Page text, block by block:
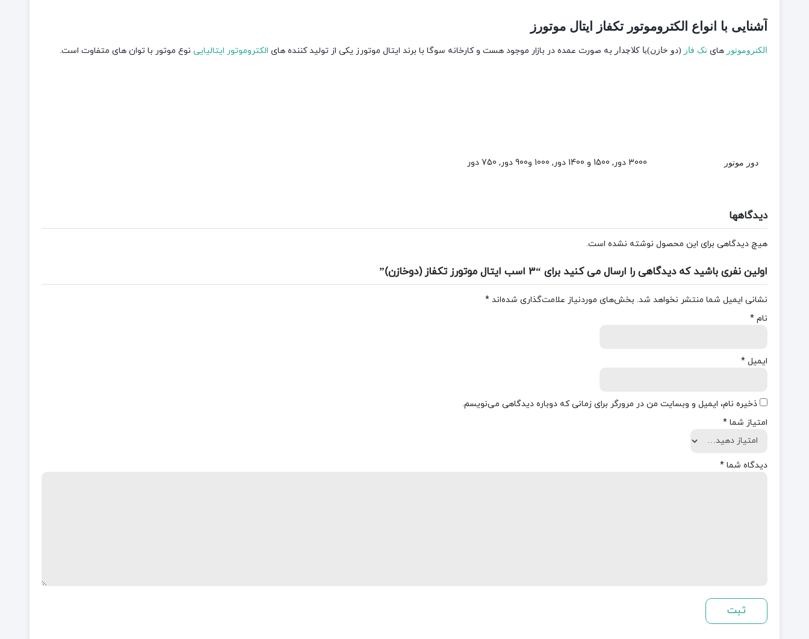
آشنایی با انواع الکتروموتور تکفاز ایتال موتورز
الکتروموتور های تک فاز (دو خازن)یا کلاچدار به صورت عمده در بازار موجود هست و کارخانه سوگا با برند ایتال موتورز یکی از تولید کننده های الکتروموتور ایتالیایینوع موتور با توان های متفاوت است.
دور موتور 3000 دور, 1500 و 1400 دور, 1000 و900 دور, 750 دور
دیدگاهها
هیچ دیدگاهی برای این محصول نوشته نشده است.
اولین نفری باشید که دیدگاهی را ارسال می کنید برای “3 اسب ایتال موتورز تکفاز (دوخازن)”
نشانی ایمیل شما منتشر نخواهد شد. بخش‌های موردنیاز علامت‌گذاری شده‌اند *
نام *
ایمیل *
ذخیره نام، ایمیل و وبسایت من در مرورگر برای زمانی که دوباره دیدگاهی می‌نویسم.
امتیاز شما *
دیدگاه شما *